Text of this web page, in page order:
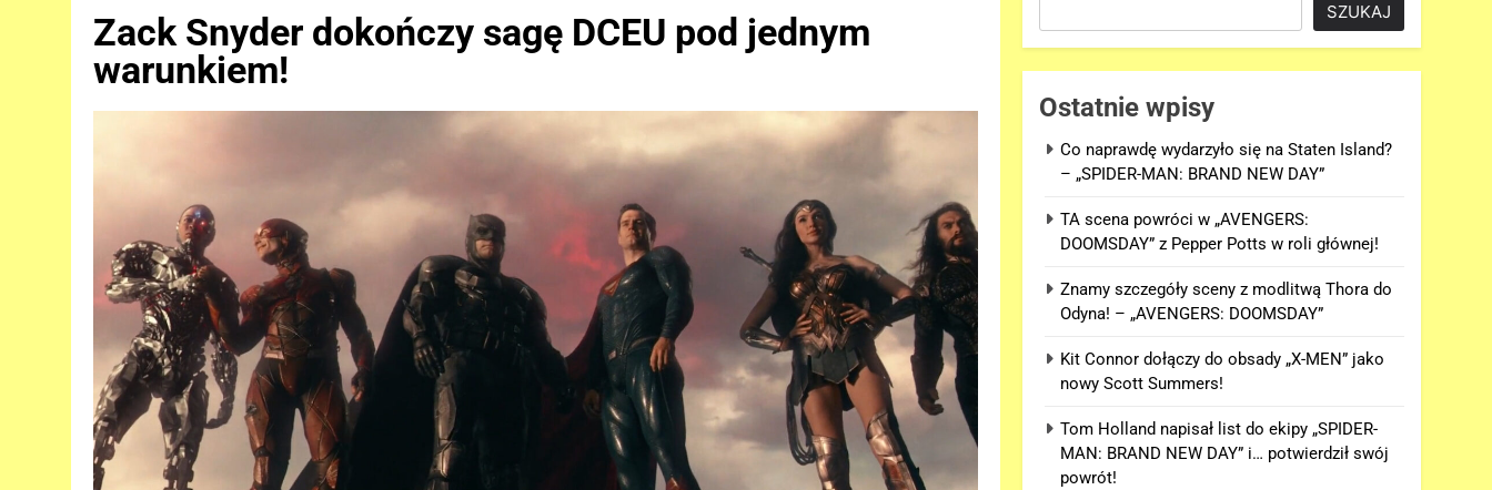
Zack Snyder dokończy sagę DCEU pod jednym
warunkiem!
SZUKAJ
Ostatnie wpisy
Co naprawdę wydarzyło się na Staten Island?
– „SPIDER-MAN: BRAND NEW DAY”
TA scena powróci w „AVENGERS:
DOOMSDAY” z Pepper Potts w roli głównej!
Znamy szczegóły sceny z modlitwą Thora do
Odyna! – „AVENGERS: DOOMSDAY”
Kit Connor dołączy do obsady „X-MEN” jako
nowy Scott Summers!
Tom Holland napisał list do ekipy „SPIDER-
MAN: BRAND NEW DAY” i… potwierdził swój
powrót!